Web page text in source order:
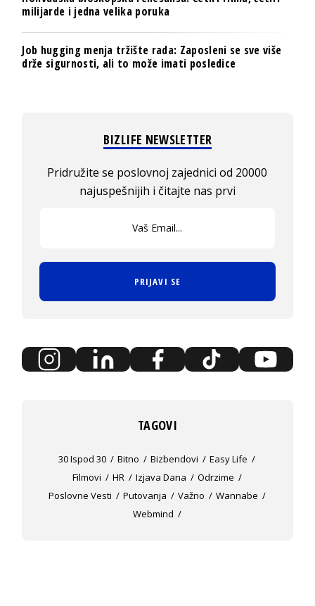
milijarde i jedna velika poruka
Job hugging menja tržište rada: Zaposleni se sve više
drže sigurnosti, ali to može imati posledice
BIZLIFE NEWSLETTER
Pridružite se poslovnoj zajednici od 20000
najuspešnijih i čitajte nas prvi
PRIJAVI SE
TAGOVI
30 Ispod 30 Bitno Bizbendovi
Easy Life
Filmovi
HR Izjava Dana
Odrzime
Poslovne Vesti
Putovanja Važno
Wannabe
Webmind